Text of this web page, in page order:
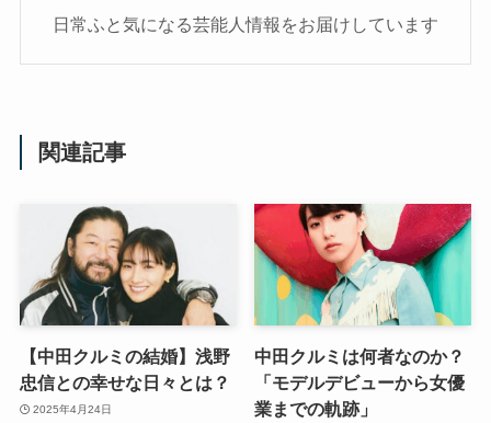
日常ふと気になる芸能人情報をお届けしています
関連記事
【中田クルミの結婚】浅野
忠信との幸せな日々とは？
2025年4月24日
中田クルミは何者なのか？
「モデルデビューから女優
業までの軌跡」